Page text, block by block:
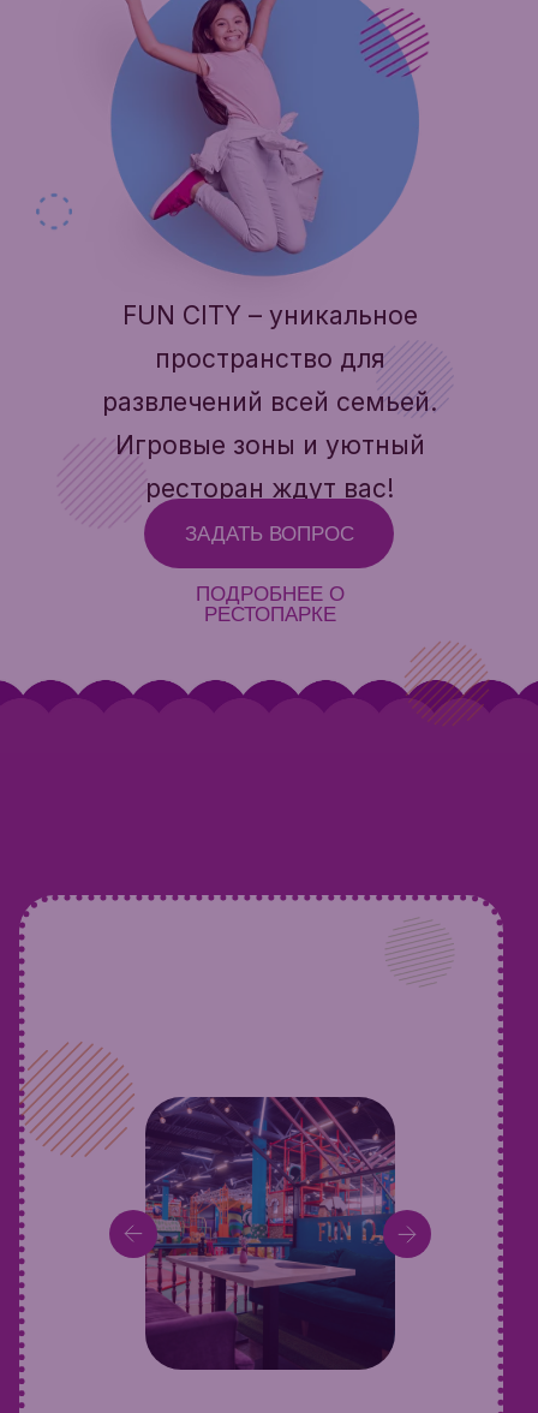
FUN CITY – уникальное
пространство для
развлечений всей семьей.
Игровые зоны и уютный
ресторан ждут вас!
ЗАДАТЬ ВОПРОС
ПОДРОБНЕЕ О
РЕСТОПАРКЕ